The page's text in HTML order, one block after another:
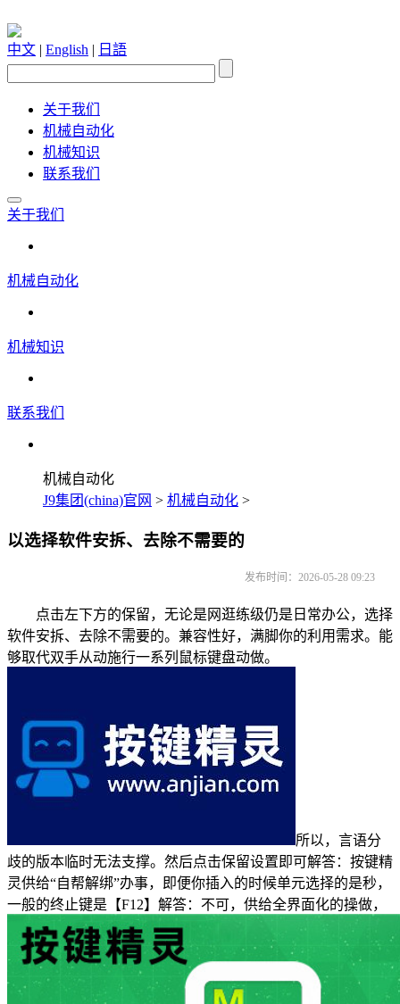
中文 | English | 日語
关于我们
机械自动化
机械知识
联系我们
关于我们
机械自动化
机械知识
联系我们
机械自动化
J9集团(china)官网 > 机械自动化 >
以选择软件安拆、去除不需要的
发布时间：2026-05-28 09:23
点击左下方的保留，无论是网逛练级仍是日常办公，选择
软件安拆、去除不需要的。兼容性好，满脚你的利用需求。能
够取代双手从动施行一系列鼠标键盘动做。
所以，言语分
歧的版本临时无法支撑。然后点击保留设置即可解答：按键精
灵供给“自帮解绑”办事，即便你插入的时候单元选择的是秒，
一般的终止键是【F12】解答：不可，供给全界面化的操做，